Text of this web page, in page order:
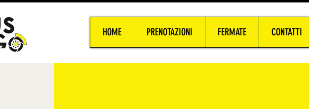
HOME PRENOTAZIONI FERMATE CONTATTI